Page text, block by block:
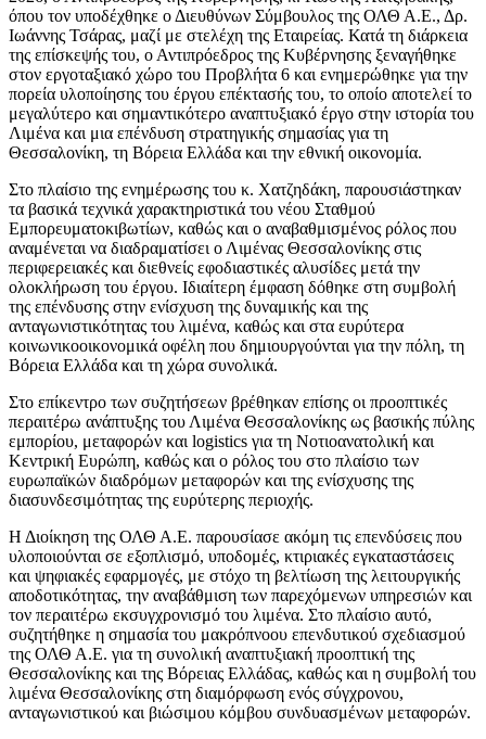
όπου τον υποδέχθηκε ο Διευθύνων Σύμβουλος της ΟΛΘ Α.Ε., Δρ.
Ιωάννης Τσάρας, μαζί με στελέχη της Εταιρείας. Κατά τη διάρκεια
της επίσκεψής του, ο Αντιπρόεδρος της Κυβέρνησης ξεναγήθηκε
στον εργοταξιακό χώρο του Προβλήτα 6 και ενημερώθηκε για την
πορεία υλοποίησης του έργου επέκτασής του, το οποίο αποτελεί το
μεγαλύτερο και σημαντικότερο αναπτυξιακό έργο στην ιστορία του
Λιμένα και μια επένδυση στρατηγικής σημασίας για τη
Θεσσαλονίκη, τη Βόρεια Ελλάδα και την εθνική οικονομία.
Στο πλαίσιο της ενημέρωσης του κ. Χατζηδάκη, παρουσιάστηκαν
τα βασικά τεχνικά χαρακτηριστικά του νέου Σταθμού
Εμπορευματοκιβωτίων, καθώς και ο αναβαθμισμένος ρόλος που
αναμένεται να διαδραματίσει ο Λιμένας Θεσσαλονίκης στις
περιφερειακές και διεθνείς εφοδιαστικές αλυσίδες μετά την
ολοκλήρωση του έργου. Ιδιαίτερη έμφαση δόθηκε στη συμβολή
της επένδυσης στην ενίσχυση της δυναμικής και της
ανταγωνιστικότητας του λιμένα, καθώς και στα ευρύτερα
κοινωνικοοικονομικά οφέλη που δημιουργούνται για την πόλη, τη
Βόρεια Ελλάδα και τη χώρα συνολικά.
Στο επίκεντρο των συζητήσεων βρέθηκαν επίσης οι προοπτικές
περαιτέρω ανάπτυξης του Λιμένα Θεσσαλονίκης ως βασικής πύλης
εμπορίου, μεταφορών και logistics για τη Νοτιοανατολική και
Κεντρική Ευρώπη, καθώς και ο ρόλος του στο πλαίσιο των
ευρωπαϊκών διαδρόμων μεταφορών και της ενίσχυσης της
διασυνδεσιμότητας της ευρύτερης περιοχής.
Η Διοίκηση της ΟΛΘ Α.Ε. παρουσίασε ακόμη τις επενδύσεις που
υλοποιούνται σε εξοπλισμό, υποδομές, κτιριακές εγκαταστάσεις
και ψηφιακές εφαρμογές, με στόχο τη βελτίωση της λειτουργικής
αποδοτικότητας, την αναβάθμιση των παρεχόμενων υπηρεσιών και
τον περαιτέρω εκσυγχρονισμό του λιμένα. Στο πλαίσιο αυτό,
συζητήθηκε η σημασία του μακρόπνοου επενδυτικού σχεδιασμού
της ΟΛΘ Α.Ε. για τη συνολική αναπτυξιακή προοπτική της
Θεσσαλονίκης και της Βόρειας Ελλάδας, καθώς και η συμβολή του
λιμένα Θεσσαλονίκης στη διαμόρφωση ενός σύγχρονου,
ανταγωνιστικού και βιώσιμου κόμβου συνδυασμένων μεταφορών.